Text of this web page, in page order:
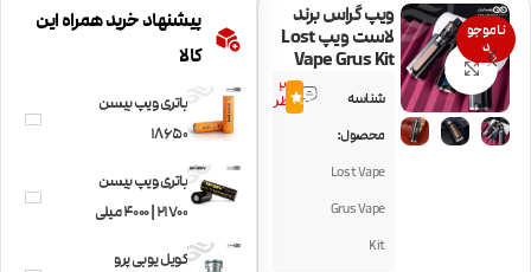
ناموجو
د
بزرگنمایی تصویر
ویپ گراس برند
لاست ویپ Lost
Vape Grus Kit
شناسه
محصول:
Lost Vape
Grus Vape
Kit
22
نظر4.9
پیشنهاد خرید همراه این
کالا
باتری ویپ بیسن
18650
باتری ویپ بیسن
21700 | 4000 میلی
آمپر
کویل یوبی پرو